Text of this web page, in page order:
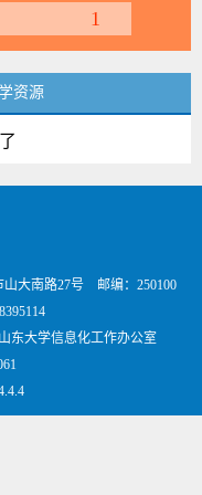
1
资源
大南路27号 邮编：250100
山东大学信息化工作办公室
.4.4